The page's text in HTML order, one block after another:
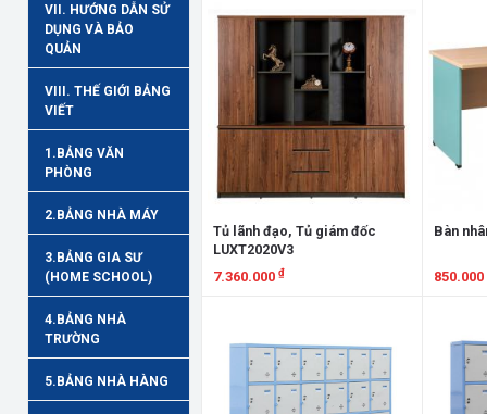
VII. HƯỚNG DẪN SỬ
DỤNG VÀ BẢO
QUẢN
VIII. THẾ GIỚI BẢNG
VIẾT
1.BẢNG VĂN
PHÒNG
2.BẢNG NHÀ MÁY
3.BẢNG GIA SƯ
(HOME SCHOOL)
4.BẢNG NHÀ
TRƯỜNG
5.BẢNG NHÀ HÀNG
Tủ lãnh đạo, Tủ giám đốc
LUXT2020V3
7.360.000 ₫
Bàn
850.000